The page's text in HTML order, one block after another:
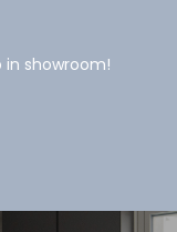
showroom!